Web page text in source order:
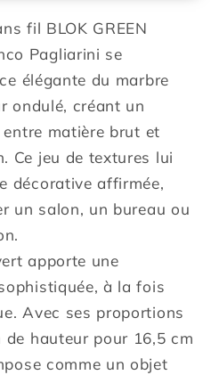
fil BLOK GREEN
Pagliarini se
élégante du marbre
ondulé, créant un
matière brut et
Ce jeu de textures lui
décorative affirmée,
un salon, un bureau ou
apporte une
à la fois
Avec ses proportions
de hauteur pour 16,5 cm
comme un objet